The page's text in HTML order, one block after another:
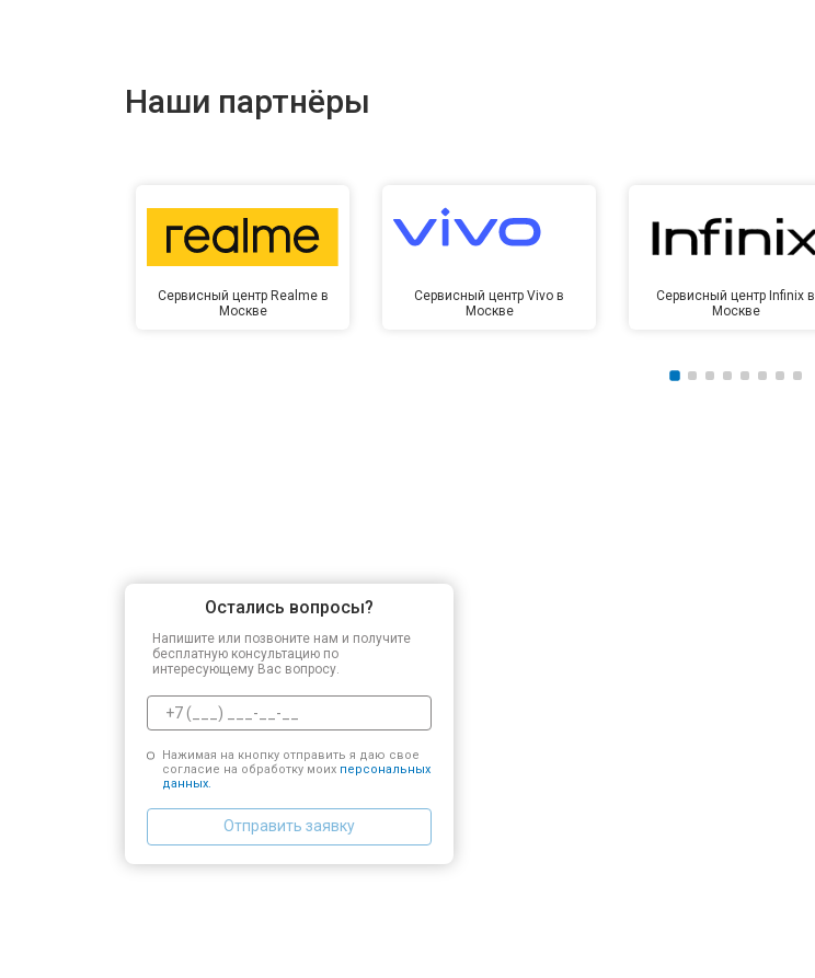
Наши партнёры
Сервисный центр Realme в
Москве
Сервисный центр Vivo в
Москве
Сервисный центр Infinix в
Москве
Остались вопросы?
Напишите или позвоните нам и получите
бесплатную консультацию по
интересующему Вас вопросу.
Нажимая на кнопку отправить я даю свое
согласие на обработку моих персональных
данных.
Отправить заявку